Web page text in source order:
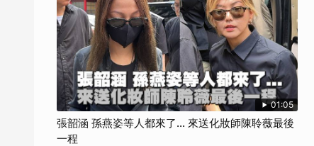
01:05
張韶涵 孫燕姿等人都來了... 來送化妝師陳聆薇最後
一程
取消